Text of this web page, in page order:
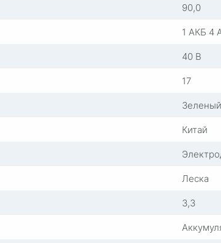
90,0
1 АКБ 4
40 В
17
Зеленый
Китай
Леска
3,3